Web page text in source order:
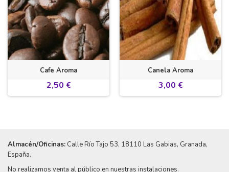
Cafe Aroma
2,50 €
Canela Aroma
3,00 €
Almacén/Oficinas: Calle Río Tajo 53, 18110 Las Gabias, Granada,
España.
No realizamos venta al público en nuestras instalaciones.